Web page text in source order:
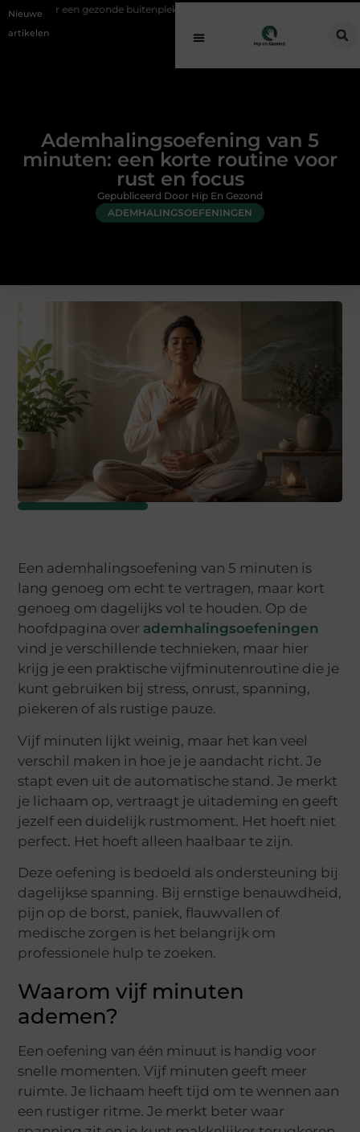
Nieuwe
artikelen
buitenplek Sfeer en comfort zonder gedoe met een elektrische
Ademhalingsoefening van 5
minuten: een korte routine voor
rust en focus
ADEMHALINGSOEFENINGEN
Gepubliceerd Door Hip En Gezond
Een ademhalingsoefening van 5 minuten is
lang genoeg om echt te vertragen, maar kort
genoeg om dagelijks vol te houden. Op de
hoofdpagina over ademhalingsoefeningen
vind je verschillende technieken, maar hier
krijg je een praktische vijfminutenroutine die je
kunt gebruiken bij stress, onrust, spanning,
piekeren of als rustige pauze.
Vijf minuten lijkt weinig, maar het kan veel
verschil maken in hoe je je aandacht richt. Je
stapt even uit de automatische stand. Je merkt
je lichaam op, vertraagt je uitademing en geeft
jezelf een duidelijk rustmoment. Het hoeft niet
perfect. Het hoeft alleen haalbaar te zijn.
Deze oefening is bedoeld als ondersteuning bij
dagelijkse spanning. Bij ernstige benauwdheid,
pijn op de borst, paniek, flauwvallen of
medische zorgen is het belangrijk om
professionele hulp te zoeken.
Waarom vijf minuten
ademen?
Een oefening van één minuut is handig voor
snelle momenten. Vijf minuten geeft meer
ruimte. Je lichaam heeft tijd om te wennen aan
een rustiger ritme. Je merkt beter waar